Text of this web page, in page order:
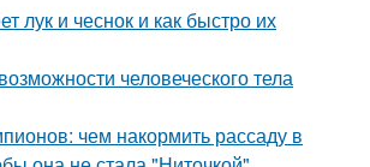
лук и чеснок и как быстро их
человеческого тела
чем накормить рассаду в